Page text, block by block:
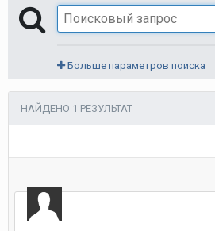
Больше параметров поиска
НАЙДЕНО 1 РЕЗУЛЬТАТ